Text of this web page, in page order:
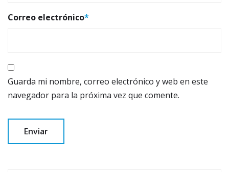
Correo electrónico*
Guarda mi nombre, correo electrónico y web en este
navegador para la próxima vez que comente.